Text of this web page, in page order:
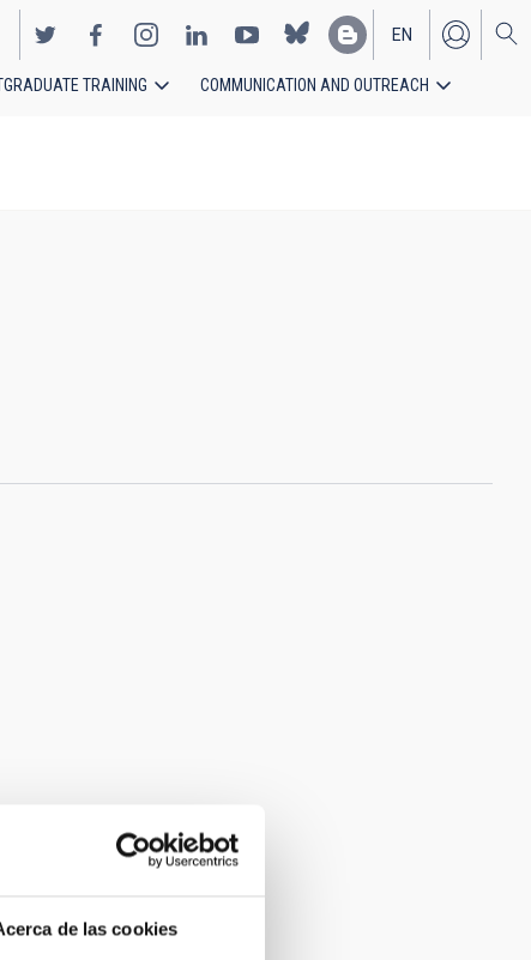
de las cookies
EN
ES
TRAINING COMMUNICATION AND OUTREACH